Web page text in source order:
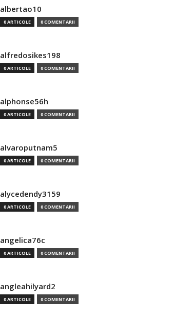
albertao10
0 ARTICOLE 0 COMENTARII
alfredosikes198
0 ARTICOLE 0 COMENTARII
alphonse56h
0 ARTICOLE 0 COMENTARII
alvaroputnam5
0 ARTICOLE 0 COMENTARII
alycedendy3159
0 ARTICOLE 0 COMENTARII
angelica76c
0 ARTICOLE 0 COMENTARII
angleahilyard2
0 ARTICOLE 0 COMENTARII